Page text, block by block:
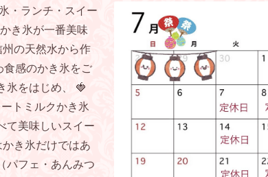
・ランチ・スイー
き氷が一番美味
州の天然水から作
食感のかき氷をご
氷をはじめ、 🍓
トミルクかき氷
て美味しいスイー
き氷だけではあ
パフェ・あんみつ